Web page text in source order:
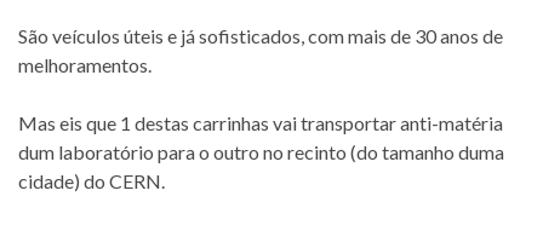
São veículos úteis e já sofisticados, com mais de 30 anos de
melhoramentos.
Mas eis que 1 destas carrinhas vai transportar anti-matéria
dum laboratório para o outro no recinto (do tamanho duma
cidade) do CERN.